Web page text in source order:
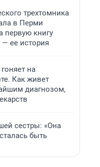
трехтомника
в Перми
первую книгу
ее история
на
Как живет
диагнозом,
сестры: «Она
быть